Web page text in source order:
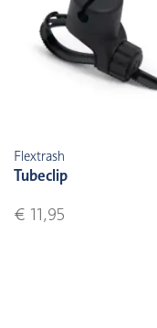
Flextrash
Tubeclip
€ 11,95